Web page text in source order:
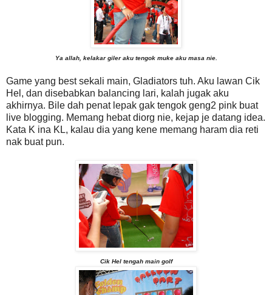
Ya allah, kelakar giler aku tengok muke aku masa nie.
Game yang best sekali main, Gladiators tuh. Aku lawan Cik
Hel, dan disebabkan balancing lari, kalah jugak aku
akhirnya. Bile dah penat lepak gak tengok geng2 pink buat
live blogging. Memang hebat diorg nie, kejap je datang idea.
Kata K ina KL, kalau dia yang kene memang haram dia reti
nak buat pun.
Cik Hel tengah main golf